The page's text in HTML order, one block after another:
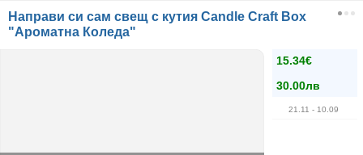
Направи си сам свещ с кутия Candle Craft Box
"Ароматна Коледа"
15.34€
30.00лв
21.11 - 10.09